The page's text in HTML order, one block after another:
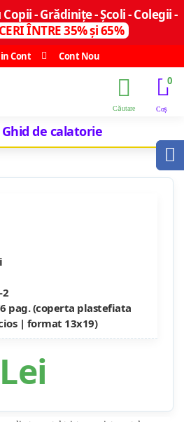
- Grădinițe - Școli - Colegii -
ÎNTRE 35% și 65%
Cont
Cont Nou
0
de calatorie
2
pag. (coperta plastefiata
| format 13x19)